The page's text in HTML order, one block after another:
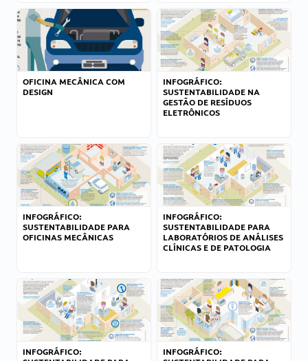
OFICINA MECÂNICA COM
DESIGN
INFOGRÁFICO:
SUSTENTABILIDADE NA
GESTÃO DE RESÍDUOS
ELETRÔNICOS
INFOGRÁFICO:
SUSTENTABILIDADE PARA
OFICINAS MECÂNICAS
INFOGRÁFICO:
SUSTENTABILIDADE PARA
LABORATÓRIOS DE ANÁLISES
CLÍNICAS E DE PATOLOGIA
INFOGRÁFICO:
INFOGRÁFICO: